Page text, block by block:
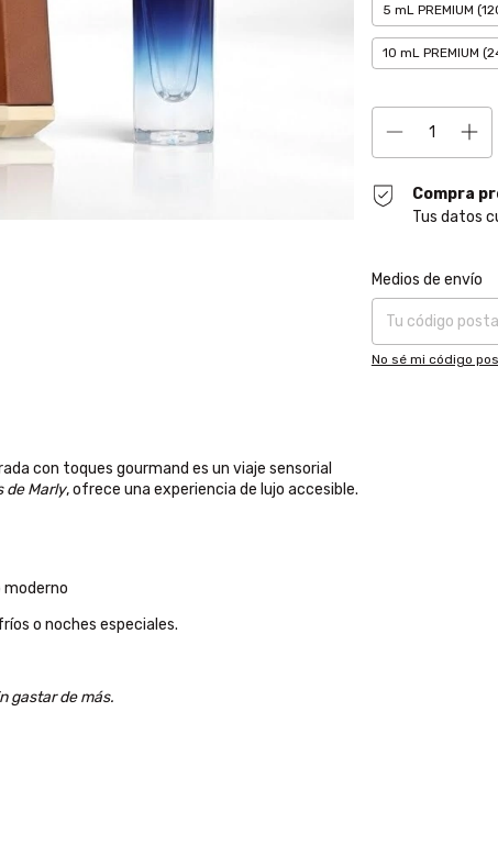
5 mL PREMIUM
10 mL PREMIUM
Compra
Tus datos
Entregas para el CP:
Medios de envío
No sé mi código
con toques gourmand es un viaje sensorial
de Marly, ofrece una experiencia de lujo accesible.
moderno
o noches especiales.
gastar de más.